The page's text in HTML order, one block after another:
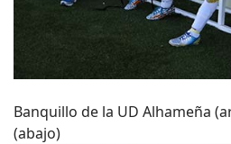
Banquillo de la UD Alhameña
(abajo)